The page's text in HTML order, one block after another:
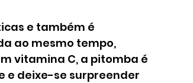
e também é
ao mesmo tempo,
vitamina C, a pitomba é
e deixe-se surpreender